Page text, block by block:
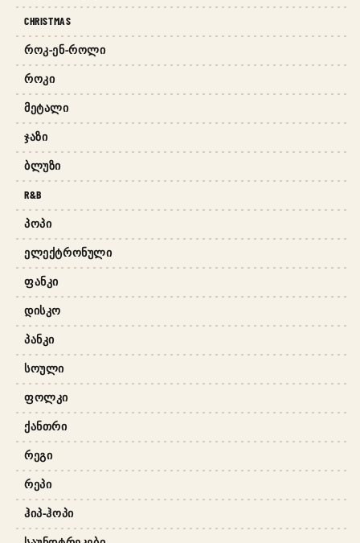
CHRISTMAS
ᲠᲝᲙ-ᲔᲜ-ᲠᲝᲚᲘ
ᲠᲝᲙᲘ
ᲛᲔᲢᲐᲚᲘ
ᲯᲐᲖᲘ
ᲑᲚᲣᲖᲘ
R&B
ᲞᲝᲞᲘ
ᲔᲚᲔᲥᲢᲠᲝᲜᲣᲚᲘ
ᲤᲐᲜᲙᲘ
ᲓᲘᲡᲙᲝ
ᲞᲐᲜᲙᲘ
ᲡᲝᲣᲚᲘ
ᲤᲝᲚᲙᲘ
ᲥᲐᲜᲗᲠᲘ
ᲠᲔᲒᲘ
ᲠᲔᲞᲘ
ᲰᲘᲞ-ᲰᲝᲞᲘ